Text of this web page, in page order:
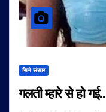
सिने संसार
गलती म्हारे से हो गई..